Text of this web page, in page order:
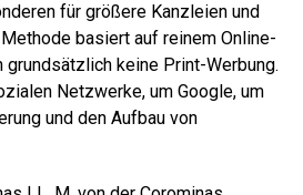
für größere Kanzleien und
basiert auf reinem Online-
grundsätzlich keine Print-Werbung.
Netzwerke, um Google, um
und den Aufbau von